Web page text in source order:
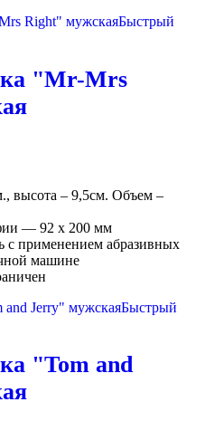
Быстрый
"Mr-Mrs
высота – 9,5см. Объем –
― 92 х 200 мм
с применением абразивных
машине
Быстрый
"Tom and